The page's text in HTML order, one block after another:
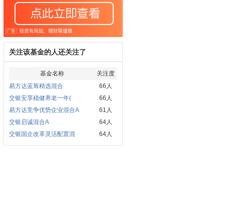
关注该基金的人还关注了
基金名称
关注度
易方达蓝筹精选混合
66人
交银安享稳健养老一年(
66人
易方达竞争优势企业混合A
61人
交银启诚混合A
64人
交银国企改革灵活配置混
64人